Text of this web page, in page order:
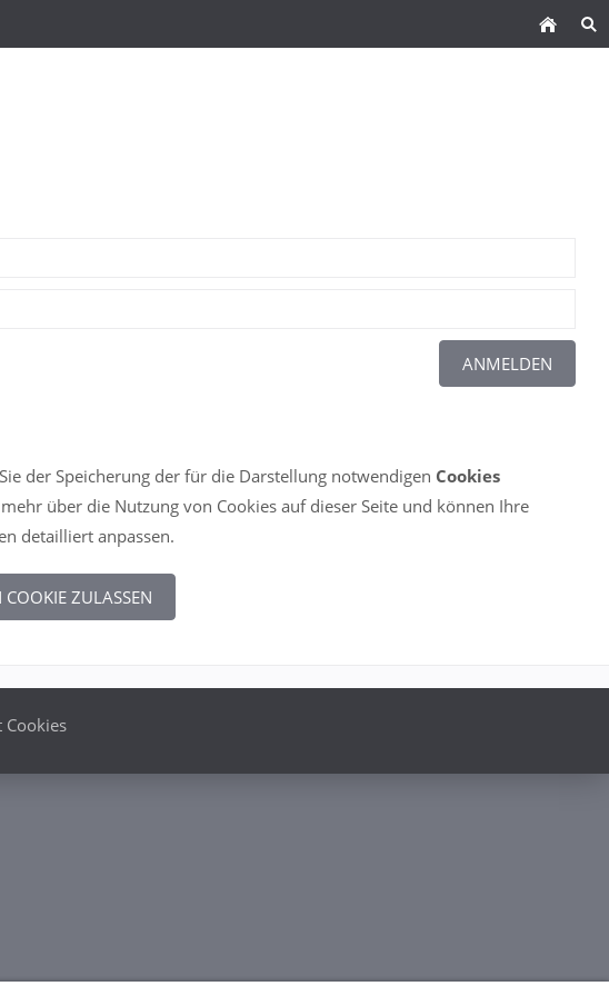
der Speicherung der für die Darstellung notwendigen Cookies
über die Nutzung von Cookies auf dieser Seite und können Ihre
detailliert anpassen.
COOKIE ZULASSEN
Cookies